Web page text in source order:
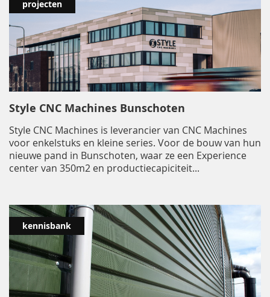
projecten
Style CNC Machines Bunschoten
Style CNC Machines is leverancier van CNC Machines
voor enkelstuks en kleine series. Voor de bouw van hun
nieuwe pand in Bunschoten, waar ze een Experience
center van 350m2 en productiecapiciteit...
kennisbank